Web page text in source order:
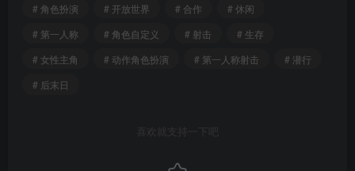
# 角色扮演
# 开放世界 # 合作
# 休闲
# 第一人称
# 角色自定义 # 射击
# 生存
# 女性主角
# 动作角色扮演 # 第一人称射击
# 潜行
# 后末日
喜欢就支持一下吧